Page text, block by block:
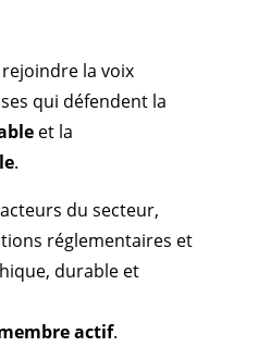
rejoindre la voix
qui défendent la
et la
.
du secteur,
réglementaires et
durable et
actif.